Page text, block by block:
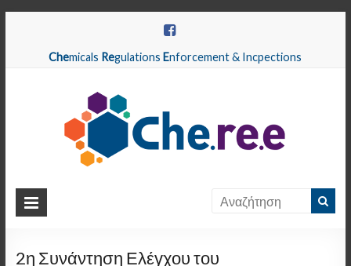
Chemicals RegulationsEnforcement & Incpections
CHEREE
2η Συνάντηση Ελέγχου του